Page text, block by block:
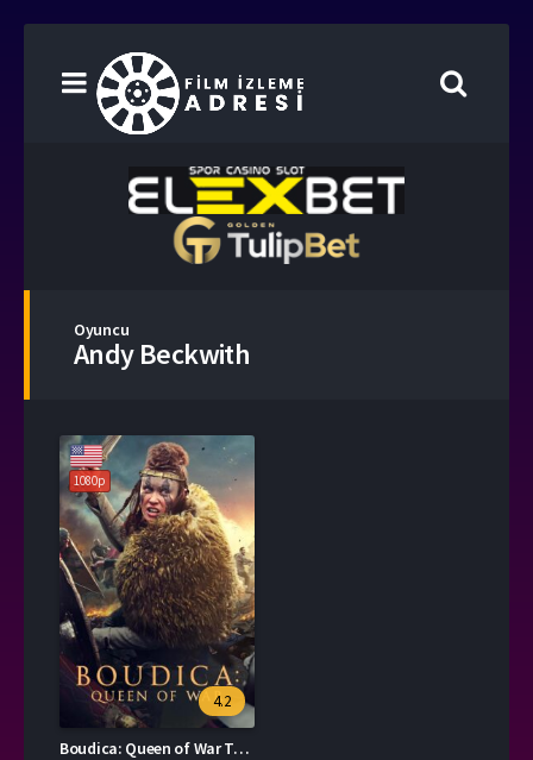
Oyuncu
Andy Beckwith
1080p
4.2
Boudica: Queen of War Türkçe Dublaj İzle